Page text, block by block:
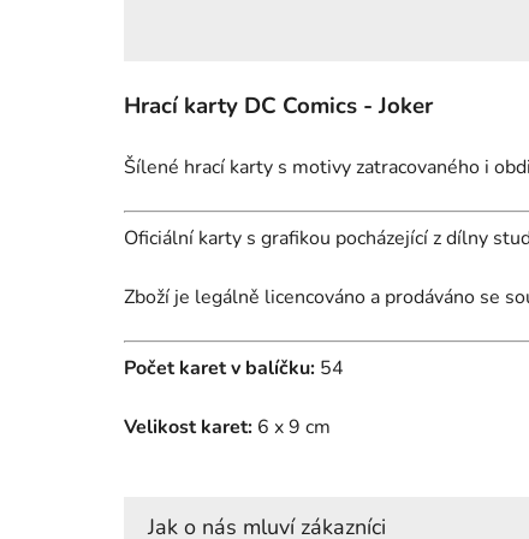
Hrací karty DC Comics - Joker
Šílené hrací karty s motivy zatracovaného i
Oficiální karty s grafikou pocházející z dílny
Zboží je legálně licencováno a prodáváno se
Počet karet v balíčku: 54
Velikost karet: 6 x 9 cm